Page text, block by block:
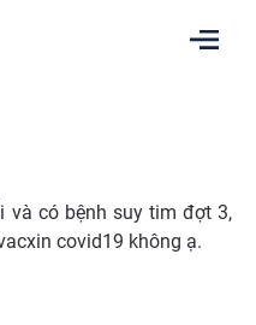
và có bệnh suy tim đợt 3,
covid19 không ạ.